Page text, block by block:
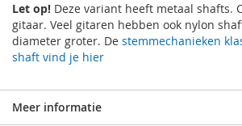
Let op! Deze variant heeft metaal shafts.
gitaar. Veel gitaren hebben ook nylon
diameter groter. De stemmechanieken
shaft vind je hier
Meer informatie